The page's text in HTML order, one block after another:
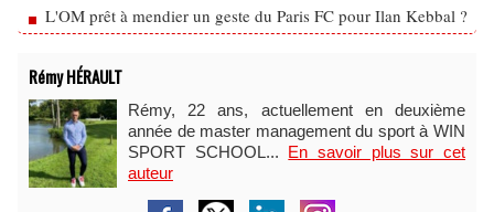
L'OM prêt à mendier un geste du Paris FC pour Ilan Kebbal ?
Rémy HÉRAULT
Rémy, 22 ans, actuellement en deuxième
année de master management du sport à WIN
SPORT SCHOOL... En savoir plus sur cet
auteur